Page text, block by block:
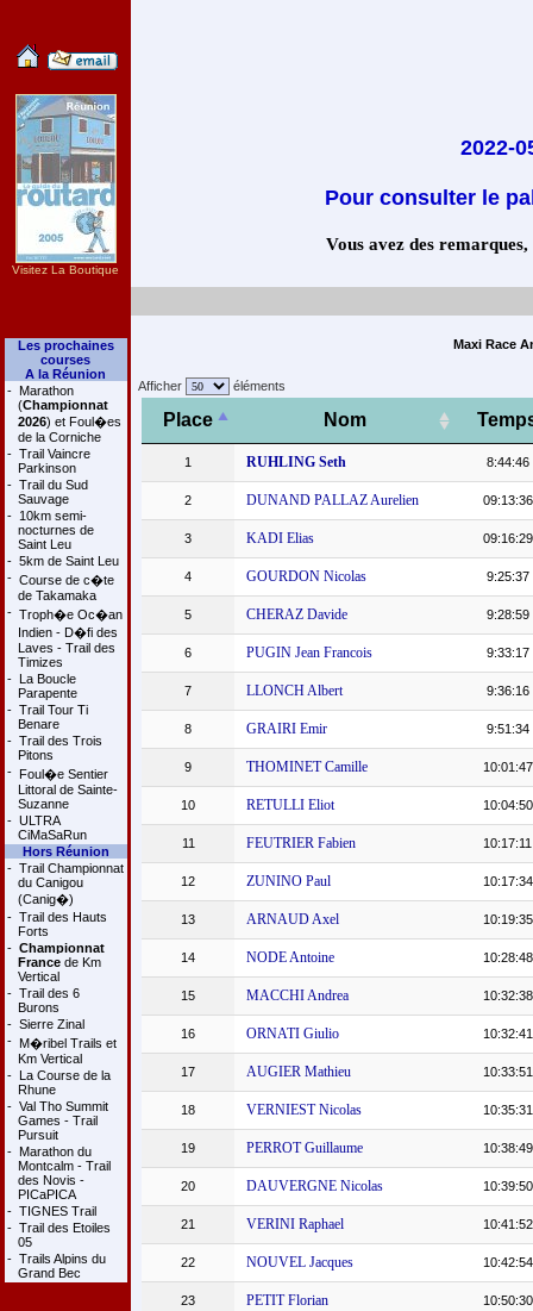
Visitez La Boutique
Les prochaines
courses
A la Réunion
- Marathon
(Championnat
2026) et Foul�es
de la Corniche
- Trail Vaincre
Parkinson
- Trail du Sud
Sauvage
- 10km semi-
nocturnes de
Saint Leu
- 5km de Saint Leu
- Course de c�te
de Takamaka
- Troph�e Oc�an
Indien - D�fi des
Laves - Trail des
Timizes
- La Boucle
Parapente
- Trail Tour Ti
Benare
- Trail des Trois
Pitons
- Foul�e Sentier
Littoral de Sainte-
Suzanne
- ULTRA
CiMaSaRun
Hors Réunion
- Trail Championnat
du Canigou
(Canig�)
- Trail des Hauts
Forts
- Championnat
Francede Km
Vertical
- Trail des 6
Burons
- Sierre Zinal
- M�ribel Trails et
Km Vertical
- La Course de la
Rhune
- Val Tho Summit
Games - Trail
Pursuit
- Marathon du
Montcalm - Trail
des Novis -
PICaPICA
- TIGNES Trail
- Trail des Etoiles
05
- Trails Alpins du
Grand Bec
2022-
Pour consulter le
Vous avez des
Maxi Race
Afficher éléments
Place Nom
1 RUHLING Seth 8:44:46
2 DUNAND PALLAZ Aurelien 09:13:36
3 KADI Elias 09:16:29
4 GOURDON Nicolas 9:25:37
5 CHERAZ Davide 9:28:59
6 PUGIN Jean Francois 9:33:17
7 LLONCH Albert 9:36:16
8 GRAIRI Emir 9:51:34
9 THOMINET Camille 10:01:47
10 RETULLI Eliot 10:04:50
11 FEUTRIER Fabien 10:17:11
12 ZUNINO Paul 10:17:34
13 ARNAUD Axel 10:19:35
14 NODE Antoine 10:28:48
15 MACCHI Andrea 10:32:38
16 ORNATI Giulio 10:32:41
17 AUGIER Mathieu 10:33:51
18 VERNIEST Nicolas 10:35:31
19 PERROT Guillaume 10:38:49
20 DAUVERGNE Nicolas 10:39:50
21 VERINI Raphael 10:41:52
22 NOUVEL Jacques 10:42:54
23 PETIT Florian 10:50:30